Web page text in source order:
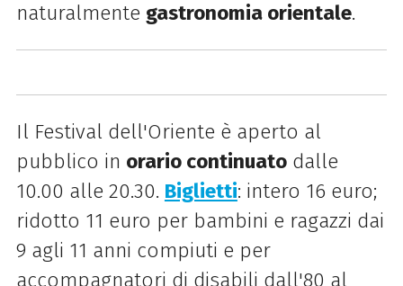
naturalmente gastronomia orientale.
Il Festival dell'Oriente è aperto al
pubblico in orario continuatodalle
10.00 alle 20.30. Biglietti: intero 16 euro;
ridotto 11 euro per bambini e ragazzi dai
9 agli 11 anni compiuti e per
accompagnatori di disabili dall'80 al